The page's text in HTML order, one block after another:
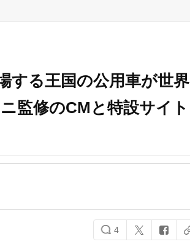
する王国の公用車が世界
監修のCMと特設サイト
4